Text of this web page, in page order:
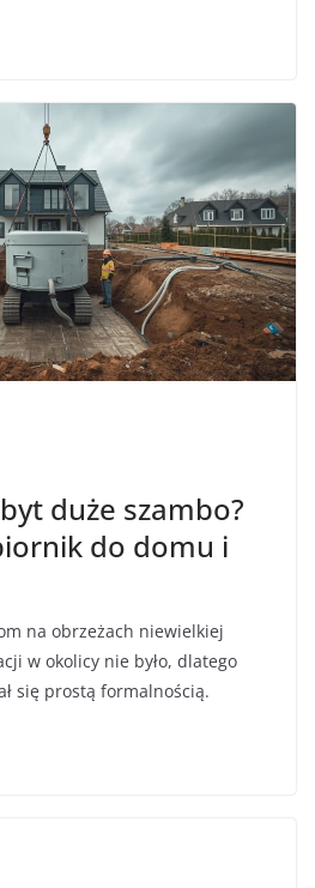
duże szambo?
do domu i
na obrzeżach niewielkiej
w okolicy nie było, dlatego
się prostą formalnością.